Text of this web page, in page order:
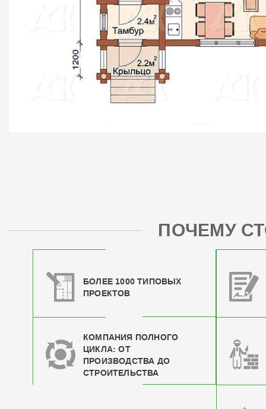
ПОЧЕМУ
БОЛЕЕ 1000 ТИПОВЫХ
ПРОЕКТОВ
КОМПАНИЯ ПОЛНОГО
ЦИКЛА: ОТ
ПРОИЗВОДСТВА ДО
СТРОИТЕЛЬСТВА